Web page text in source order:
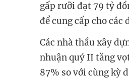
gấp rưỡi đạt 79 tỷ
để cung cấp cho
Các nhà thầu xây
nhuận quý II tăng
87% so với cùng kỳ